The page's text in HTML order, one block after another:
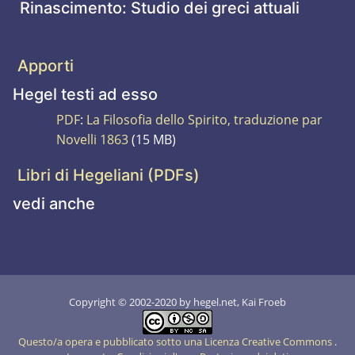
Rinascimento: Studio dei greci attuali
Apporti
Hegel testi ad esso
PDF: La Filosofia dello Spirito, traduzione par
Novelli 1863(15 MB)
Libri di Hegeliani (PDFs)
vedi anche
Copyright © 2002-2020 by hegel.net, Kai Froeb
Questo/a opera e pubblicato sotto una Licenza Creative Commons .